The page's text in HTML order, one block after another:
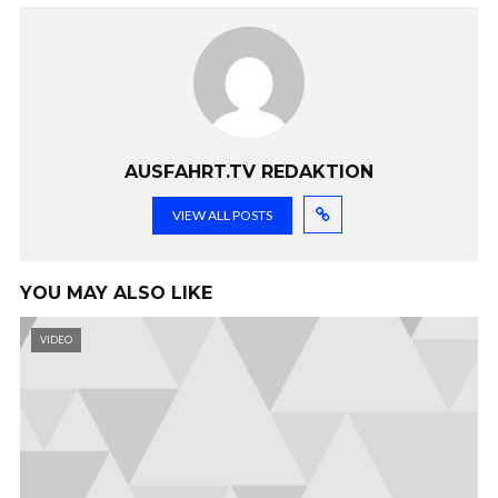
AUSFAHRT.TV REDAKTION
VIEW ALL POSTS
YOU MAY ALSO LIKE
VIDEO